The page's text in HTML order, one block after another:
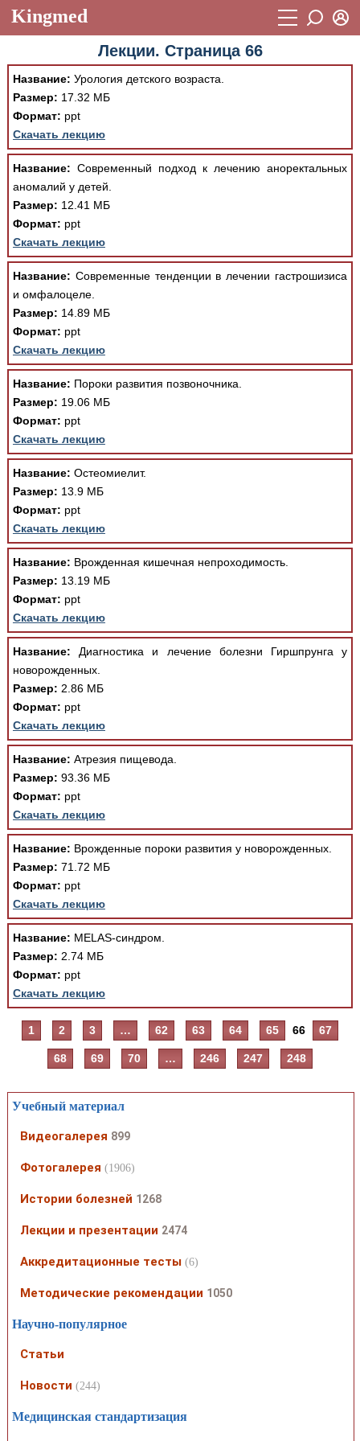
Kingmed
Учебный материал
Видеогалерея 899
Фотогалерея
Истории болезней 1268
Лекции и презентации
Аккредитационные тесты
Методические рекомендации
Научно-популярное
Статьи
Новости (244)
Медицинская стандартизация
Нормативы экстренной и неотложной помощи
Нормы лабораторных и инструментальных
исследований
Обратная связь
Добавить материал
FAQ
Логин (E-mail):
Пароль
Восстановить пароль
Регистрация
Лекции. Страница 66
Название: Урология детского возраста.
Размер: 17.32 МБ
Формат: ppt
Скачать лекцию
Название: Современный подход к лечению аноректальных
аномалий у детей.
Размер: 12.41 МБ
Формат: ppt
Скачать лекцию
Название: Современные тенденции в лечении гастрошизиса
и омфалоцеле.
Размер: 14.89 МБ
Формат: ppt
Скачать лекцию
Название: Пороки развития позвоночника.
Размер: 19.06 МБ
Формат: ppt
Скачать лекцию
Название: Остеомиелит.
Размер: 13.9 МБ
Формат: ppt
Скачать лекцию
Название: Врожденная кишечная непроходимость.
Размер: 13.19 МБ
Формат: ppt
Скачать лекцию
Название: Диагностика и лечение болезни Гиршпрунга у
новорожденных.
Размер: 2.86 МБ
Формат: ppt
Скачать лекцию
Название: Атрезия пищевода.
Размер: 93.36 МБ
Формат: ppt
Скачать лекцию
Название: Врожденные пороки развития у новорожденных.
Размер: 71.72 МБ
Формат: ppt
Скачать лекцию
Название: MELAS-синдром.
Размер: 2.74 МБ
Формат: ppt
Скачать лекцию
1 2 3 … 62 63 64 65 66 67
68 69 70 … 246 247 248
Учебный материал
Видеогалерея 899
Фотогалерея (1906)
Истории болезней 1268
Лекции и презентации 2474
Аккредитационные тесты (6)
Методические рекомендации 1050
Научно-популярное
Статьи
Новости (244)
Медицинская стандартизация